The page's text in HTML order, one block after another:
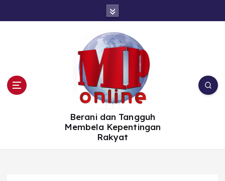
Berani dan Tangguh
Membela Kepentingan
Rakyat